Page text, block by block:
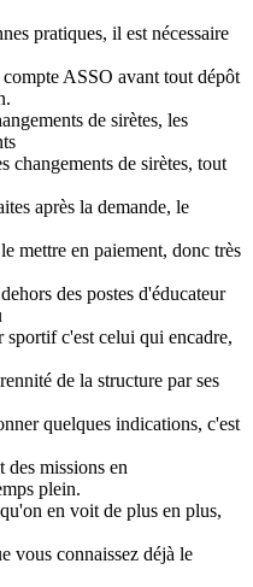
pratiques, il est nécessaire
ASSO avant tout dépôt
de sirètes, les
changements de sirètes, tout
après la demande, le
mettre en paiement, donc très
des postes d'éducateur
c'est celui qui encadre,
de la structure par ses
quelques indications, c'est
des missions en
plein.
en voit de plus en plus,
vous connaissez déjà le